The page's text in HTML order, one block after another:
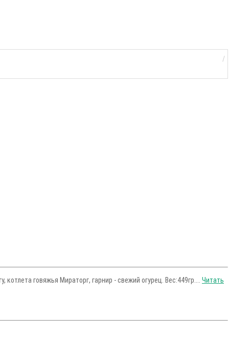
говяжья Мираторг, гарнир - свежий огурец. Вес:449гр.... Читать